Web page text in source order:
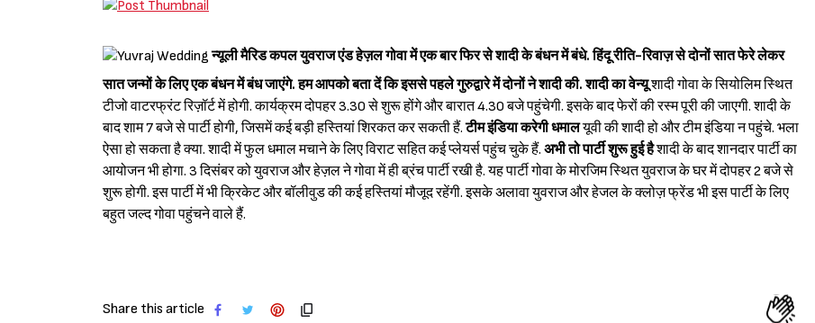
न्यूली मैरिड कपल युवराज एंड हेज़ल गोवा में एक बार फिर से शादी के बंधन में बंधे. हिंदू रीति-रिवाज़ से दोनों सात फेरे लेकर
सात जन्मों के लिए एक बंधन में बंध जाएंगे. हम आपको बता दें कि इससे पहले गुरुद्वारे में दोनों ने शादी की. शादी का वेन्यूशादी गोवा के सियोलिम स्थित
टीजो वाटरफ्रंट रिज़ॉर्ट में होगी. कार्यक्रम दोपहर 3.30 से शुरू होंगे और बारात 4.30 बजे पहुंचेगी. इसके बाद फेरों की रस्म पूरी की जाएगी. शादी के
बाद शाम 7 बजे से पार्टी होगी, जिसमें कई बड़ी हस्तियां शिरकत कर सकती हैं.टीम इंडिया करेगी धमालयूवी की शादी हो और टीम इंडिया न पहुंचे. भला
ऐसा हो सकता है क्या. शादी में फुल धमाल मचाने के लिए विराट सहित कई प्लेयर्स पहुंच चुके हैं. अभी तो पार्टी शुरू हुई हैशादी के बाद शानदार पार्टी का
आयोजन भी होगा. 3 दिसंबर को युवराज और हेज़ल ने गोवा में ही ब्रंच पार्टी रखी है. यह पार्टी गोवा के मोरजिम स्थित युवराज के घर में दोपहर 2 बजे से
शुरू होगी. इस पार्टी में भी क्रिकेट और बॉलीवुड की कई हस्तियां मौजूद रहेंगी. इसके अलावा युवराज और हेजल के क्लोज़ फ्रेंड भी इस पार्टी के लिए
बहुत जल्द गोवा पहुंचने वाले हैं.
Share this article